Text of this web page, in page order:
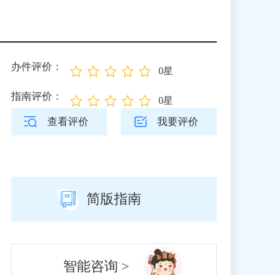
办件评价： 0星
指南评价： 0星
查看评价 我要评价
简版指南
智能咨询 >